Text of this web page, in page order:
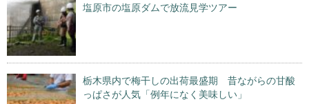
塩原市の塩原ダムで放流見学ツアー
栃木県内で梅干しの出荷最盛期 昔ながらの甘酸
っぱさが人気「例年になく美味しい」